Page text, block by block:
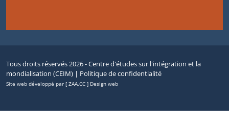
Tous droits réservés 2026 - Centre d'études sur l'intégration et la
mondialisation (CEIM) | Politique de confidentialité
Site web développé par [ ZAA.CC ] Design web